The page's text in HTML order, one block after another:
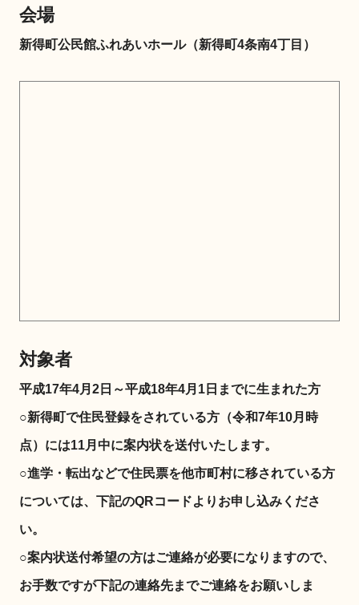
会場
新得町公民館ふれあいホール（新得町4条南4丁目）
対象者
平成17年4月2日～平成18年4月1日までに生まれた方
○新得町で住民登録をされている方（令和7年10月時
点）には11月中に案内状を送付いたします。
○進学・転出などで住民票を他市町村に移されている方
については、下記のQRコードよりお申し込みくださ
い。
○案内状送付希望の方はご連絡が必要になりますので、
お手数ですが下記の連絡先までご連絡をお願いしま